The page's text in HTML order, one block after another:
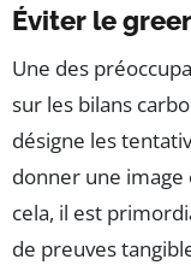
Éviter le
Une des
sur les bilans
désigne les
donner une
cela, il est
de preuves